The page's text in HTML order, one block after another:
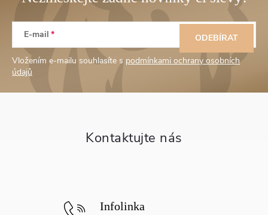
Z
p
E-mail
Vložením e-mailu souhlasíte s podmínkami ochrany osobních
údajů
ODEBÍRAT